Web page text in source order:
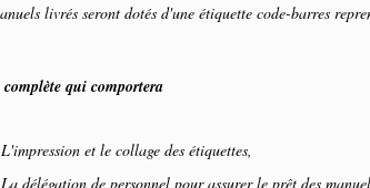
livrés seront dotés d'une étiquette code-barres
qui comportera
L'impression et le collage des étiquettes,
La délégation de personnel pour assurer le prêt des